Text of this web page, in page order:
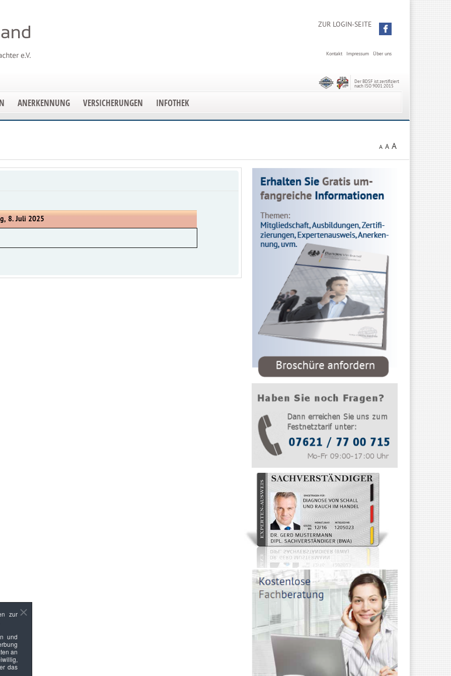
ZUR LOGIN-SEITE
Über uns
Impressum
Kontakt
Der BDSF ist zertifiziert
nach ISO 9001:2015
ANERKENNUNG VERSICHERUNGEN INFOTHEK
A A A
8. Juli 2025
zur
und
an
das